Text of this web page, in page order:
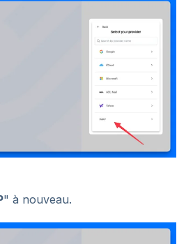
" à nouveau.